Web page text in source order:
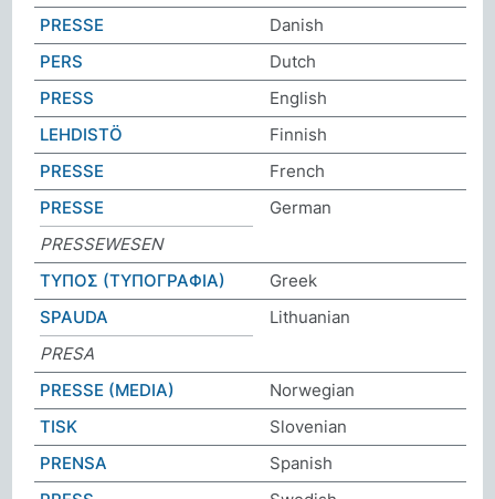
PRESSE
Danish
PERS
Dutch
PRESS
English
LEHDISTÖ
Finnish
PRESSE
French
PRESSE
German
PRESSEWESEN
ΤΥΠΟΣ (ΤΥΠΟΓΡΑΦΙΑ)
Greek
SPAUDA
Lithuanian
PRESA
PRESSE (MEDIA)
Norwegian
TISK
Slovenian
PRENSA
Spanish